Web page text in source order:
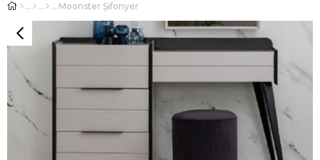
Moonster Şifonyer